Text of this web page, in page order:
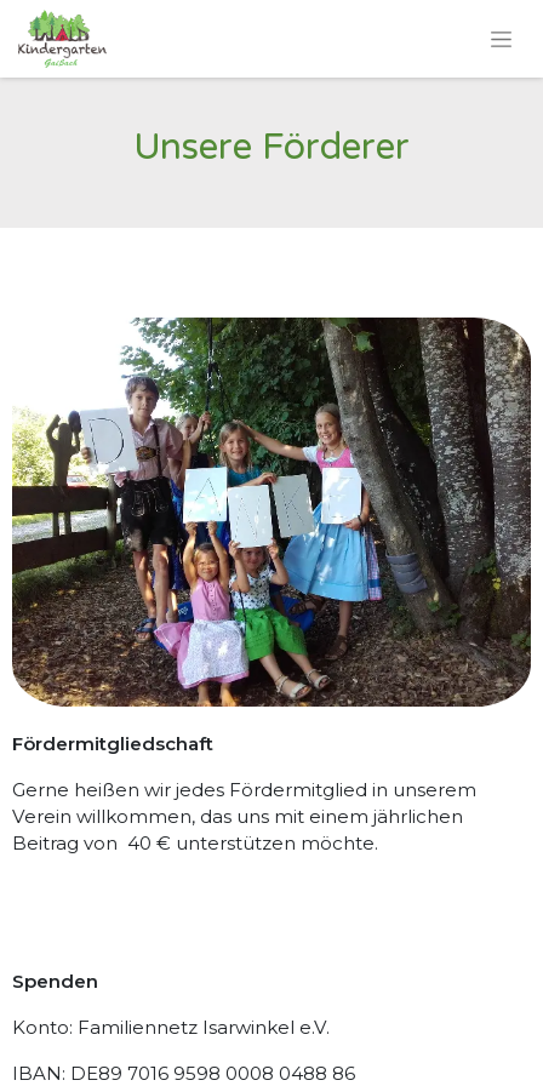
Unsere Förderer
Fördermitgliedschaft
Gerne heißen wir jedes Fördermitglied in unserem
Verein willkommen, das uns mit einem jährlichen
Beitrag von 40 € unterstützen möchte.
Spenden
Konto: Familiennetz Isarwinkel e.V.
IBAN: DE89 7016 9598 0008 0488 86